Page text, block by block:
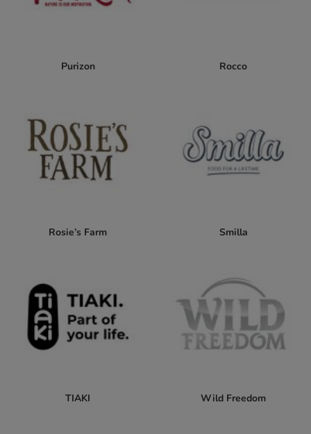
Purizon Rocco
Rosie’s Farm Smilla
TIAKI Wild Freedom